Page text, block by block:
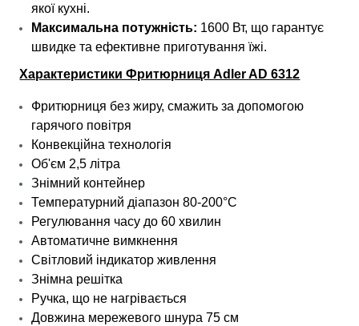
якої кухні.
Максимальна потужність: 1600 Вт, що гарантує
швидке та ефективне приготування їжі.
Характеристики Фритюрниця Adler AD 6312
Фритюрниця без жиру, смажить за допомогою
гарячого повітря
Конвекційна технологія
Об'єм 2,5 літра
Знімний контейнер
Температурний діапазон 80-200°C
Регулювання часу до 60 хвилин
Автоматичне вимкнення
Світловий індикатор живлення
Знімна решітка
Ручка, що не нагрівається
Довжина мережевого шнура 75 см